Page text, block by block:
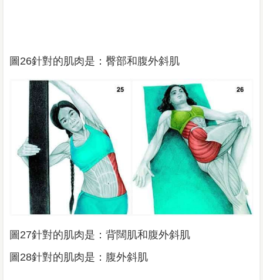
圖26針對的肌肉是：臀部和腹外斜肌
圖27針對的肌肉是：背闊肌和腹外斜肌
圖28針對的肌肉是：腹外斜肌